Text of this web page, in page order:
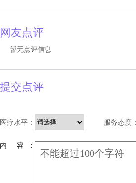
网友点评
暂无点评信息
提交点评
医疗水平： 服务态度：
内 容 ：